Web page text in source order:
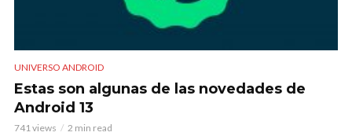
UNIVERSO ANDROID
Estas son algunas de las novedades de
Android 13
741 views 2 min read